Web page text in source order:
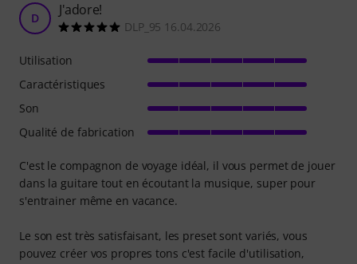
D J'adore!
DLP_95 16.04.2026
C'est le compagnon de voyage idéal, il vous permet de jouer
dans la guitare tout en écoutant la musique, super pour
s'entrainer même en vacance.
Le son est très satisfaisant, les preset sont variés, vous
pouvez créer vos propres tons c'est facile d'utilisation,
Utilisation
Caractéristiques
Son
Qualité de fabrication